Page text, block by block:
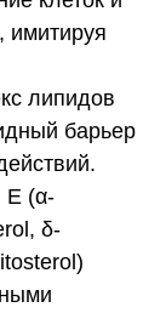
имитируя
липидов
барьер
Е (α-
δ-